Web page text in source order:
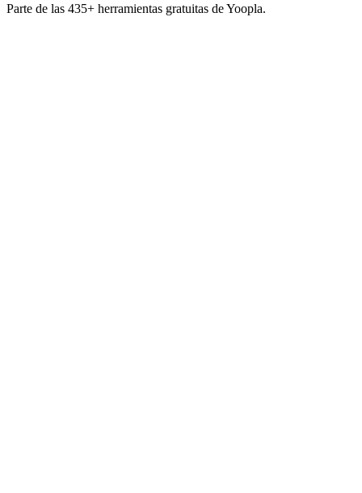
Parte de las 435+ herramientas gratuitas de Yoopla.